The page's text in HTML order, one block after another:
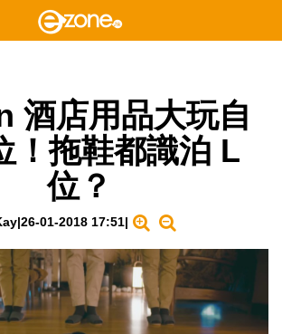
酒店用品大玩自
！拖鞋都識泊 L
位？
|26-01-2018 17:51|